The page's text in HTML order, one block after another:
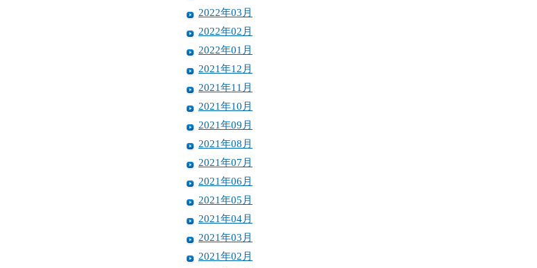
2022年03月
2022年02月
2022年01月
2021年12月
2021年11月
2021年10月
2021年09月
2021年08月
2021年07月
2021年06月
2021年05月
2021年04月
2021年03月
2021年02月